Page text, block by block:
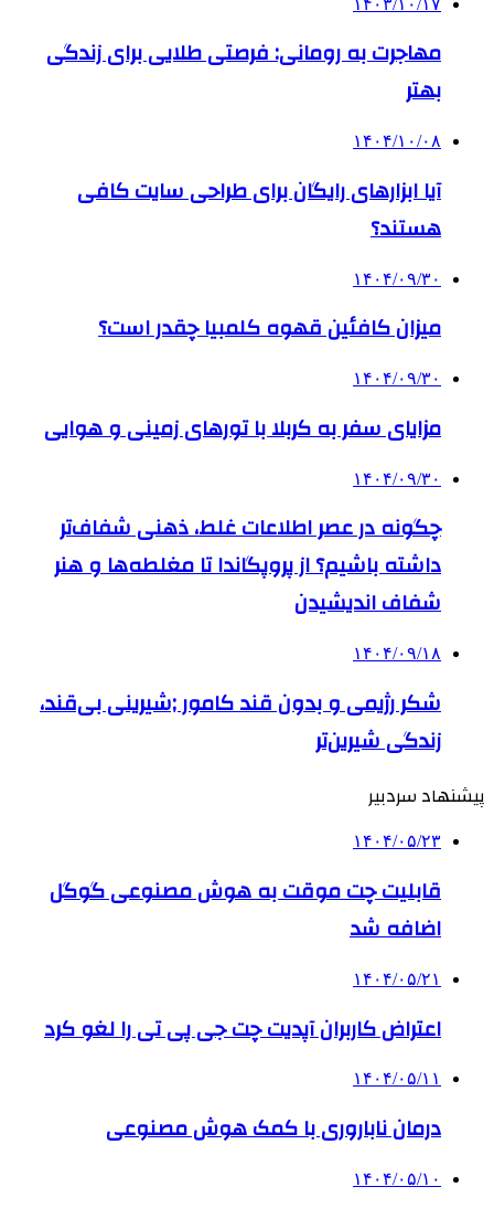
مهاجرت به رومانی: فرصتی طلایی برای زندگی
بهتر
۱۴۰۴/۱۰/۰۸
آیا ابزارهای رایگان برای طراحی سایت کافی
هستند؟
۱۴۰۴/۰۹/۳۰
میزان کافئین قهوه کلمبیا چقدر است؟
۱۴۰۴/۰۹/۳۰
مزایای سفر به کربلا با تورهای زمینی و هوایی
۱۴۰۴/۰۹/۳۰
چگونه در عصر اطلاعات غلط، ذهنی شفاف‌تر
داشته باشیم؟ از پروپگاندا تا مغلطه‌ها و هنر
شفاف اندیشیدن
۱۴۰۴/۰۹/۱۸
شکر رژیمی و بدون قند کامور ;شیرینی بی‌قند،
زندگی شیرین‌تر
پیشنهاد سردبیر
۱۴۰۴/۰۵/۲۳
قابلیت چت موقت به هوش مصنوعی گوگل
اضافه شد
۱۴۰۴/۰۵/۲۱
اعتراض کاربران آپدیت چت جی پی تی را لغو کرد
۱۴۰۴/۰۵/۱۱
درمان ناباروری با کمک هوش مصنوعی
۱۴۰۴/۰۵/۱۰